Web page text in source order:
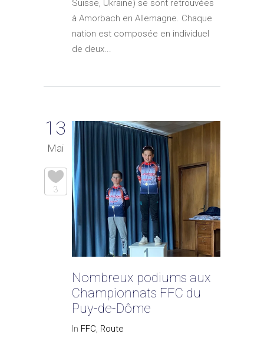
Suisse, Ukraine) se sont retrouvées
à Amorbach en Allemagne. Chaque
nation est composée en individuel
de deux...
13
Mai
3
Nombreux podiums aux
Championnats FFC du
Puy-de-Dôme
In FFC, Route